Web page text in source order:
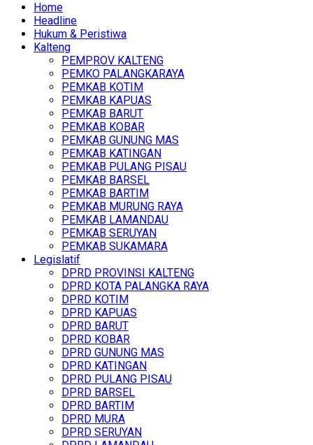
Home
Headline
Hukum & Peristiwa
Kalteng
PEMPROV KALTENG
PEMKO PALANGKARAYA
PEMKAB KOTIM
PEMKAB KAPUAS
PEMKAB BARUT
PEMKAB KOBAR
PEMKAB GUNUNG MAS
PEMKAB KATINGAN
PEMKAB PULANG PISAU
PEMKAB BARSEL
PEMKAB BARTIM
PEMKAB MURUNG RAYA
PEMKAB LAMANDAU
PEMKAB SERUYAN
PEMKAB SUKAMARA
Legislatif
DPRD PROVINSI KALTENG
DPRD KOTA PALANGKA RAYA
DPRD KOTIM
DPRD KAPUAS
DPRD BARUT
DPRD KOBAR
DPRD GUNUNG MAS
DPRD KATINGAN
DPRD PULANG PISAU
DPRD BARSEL
DPRD BARTIM
DPRD MURA
DPRD SERUYAN